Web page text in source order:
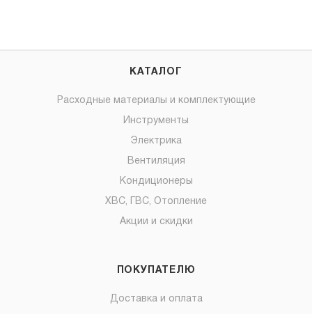
КАТАЛОГ
Расходные материалы и комплектующие
Инструменты
Электрика
Вентиляция
Кондиционеры
ХВС, ГВС, Отопление
Акции и скидки
ПОКУПАТЕЛЮ
Доставка и оплата